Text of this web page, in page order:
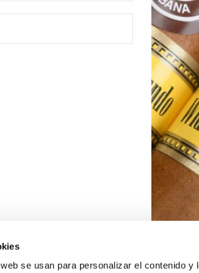
se usan para personalizar el contenido y